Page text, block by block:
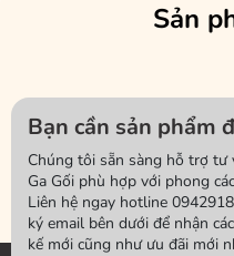
Sản
Bạn cần sản phẩm
Chúng tôi sẵn sàng hỗ trợ tư
Ga Gối phù hợp với phong
Liên hệ ngay hotline
ký email bên dưới để nhận
kế mới cũng như ưu đãi mới